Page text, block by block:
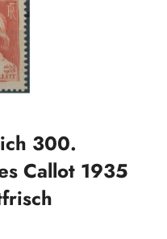
300.
Callot 1935